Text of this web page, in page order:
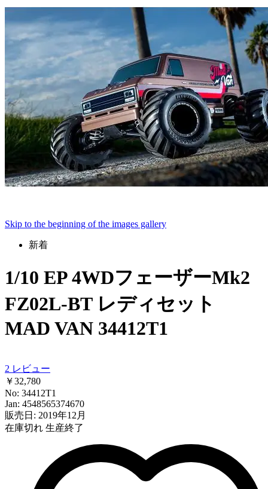
Skip to the beginning of the images gallery
新着
1/10 EP 4WDフェーザーMk2
FZ02L-BT レディセット
MAD VAN 34412T1
2 レビュー
￥32,780
No: 34412T1
Jan: 4548565374670
販売日: 2019年12月
在庫切れ 生産終了